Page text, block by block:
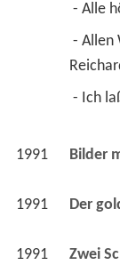
- Alle
- Ich
1991 Bilder
1991 Der
1991 Zwei